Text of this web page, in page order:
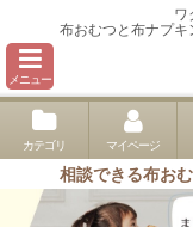
ワ
布おむつと布ナプ
メニュー
カテゴリ マイページ
相談できる布お